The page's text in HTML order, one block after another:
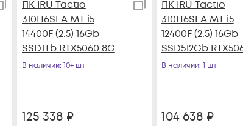
ПК IRU Tactio
310H6SEA MT i5
14400F (2.5) 16Gb
SSD1Tb RTX5060 8Gb
без ОС GbitEth 500W
В наличии: 10+ шт
125 338 ₽
ПК IRU Tactio
310H6SEA MT i5
12400F (2.5) 16Gb
SSD512Gb
8Gb без ОС
В наличии: 1 шт
104 638 ₽